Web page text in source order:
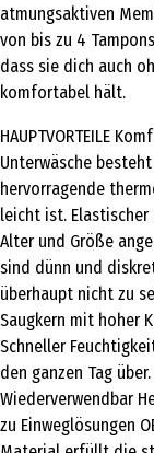
atmungsaktiven
von bis zu 4
dass sie dich auch
komfortabel hält.
HAUPTVORTEILE
Unterwäsche
hervorragende
leicht ist.
Alter und Größe
sind dünn und
überhaupt nicht zu
Saugkern mit hoher
Schneller
den ganzen Tag
Wiederverwendbar
zu Einweglösungen